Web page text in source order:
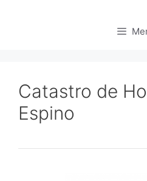
Catastro de
Espino